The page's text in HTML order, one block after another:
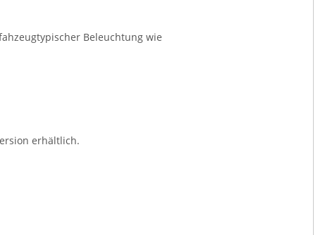
Beleuchtung wie
erhältlich.